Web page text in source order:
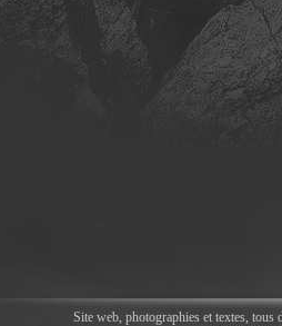
Site web, photographies et textes, tous